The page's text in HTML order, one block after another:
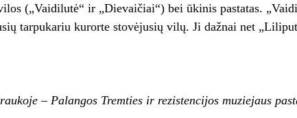
(„Vaidilutė“ ir „Dievaičiai“) bei ūkinis pastatas.
tarpukariu kurorte stovėjusių vilų. Ji dažnai net
– Palangos Tremties ir rezistencijos muziejaus